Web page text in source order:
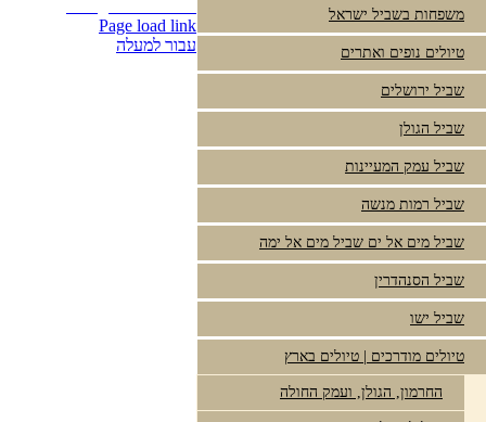
משפחות בשביל ישראל
טיולים נופים ואתרים
שביל ירושלים
שביל הגולן
שביל עמק המעיינות
שביל רמות מנשה
שביל מים אל ים שביל מים אל ימה
שביל הסנהדרין
שביל ישו
טיולים מודרכים | טיולים בארץ
החרמון, הגולן, ועמק החולה
Page load link
עבור למעלה